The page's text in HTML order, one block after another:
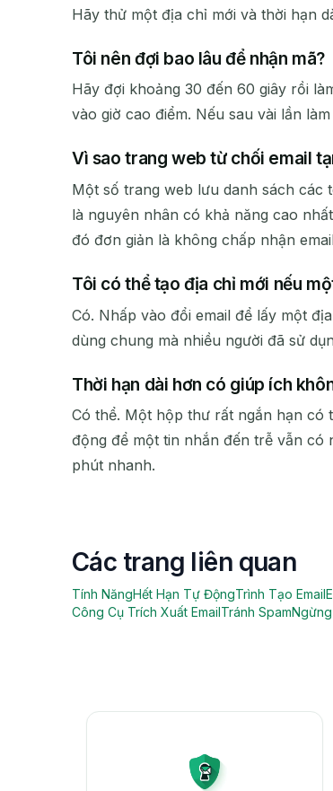
Hãy thử một địa chỉ mới và thời hạn
Tôi nên đợi bao lâu để nhận mã?
Hãy đợi khoảng 30 đến 60 giây rồi
vào giờ cao điểm. Nếu sau vài lần
Vì sao trang web từ chối email
Một số trang web lưu danh sách các
là nguyên nhân có khả năng cao
đó đơn giản là không chấp nhận
Tôi có thể tạo địa chỉ mới nếu
Có. Nhấp vào đổi email để lấy một
dùng chung mà nhiều người đã sử
Thời hạn dài hơn có giúp ích
Có thể. Một hộp thư rất ngắn hạn có
động để một tin nhắn đến trễ vẫn có
phút nhanh.
Các trang liên quan
Tính NăngHết Hạn Tự ĐộngTrình Tạo Email
Công Cụ Trích Xuất EmailTránh Spam